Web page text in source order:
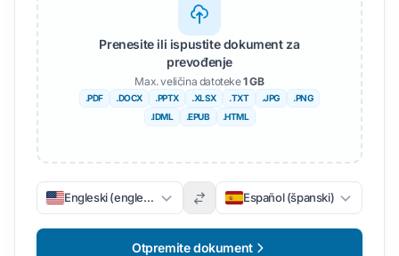
Prenesite ili ispustite dokument za
prevođenje
Max. veličina datoteke1 GB
.PDF .DOCX .PPTX .XLSX .TXT .JPG
.PNG
.IDML
.EPUB .HTML
Engleski (engleski) Español (španski)
Otpremite dokument